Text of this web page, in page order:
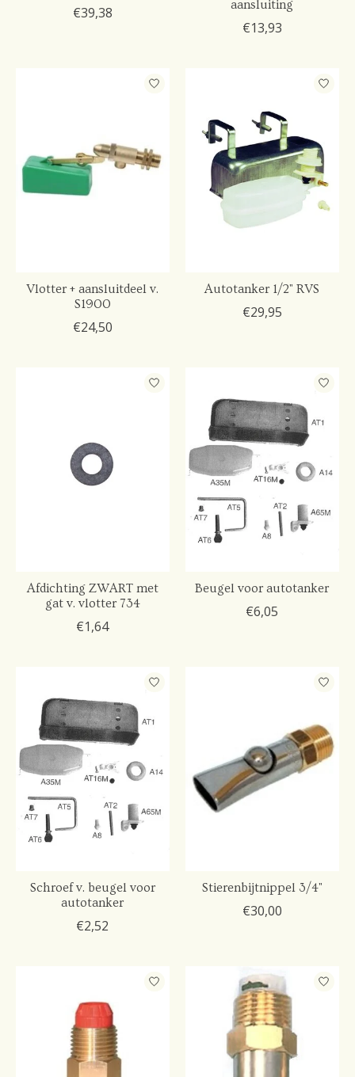
€39,38 aansluiting
€13,93
Vlotter + aansluitdeel v.
S1900
€24,50
Autotanker 1/2" RVS
€29,95
Afdichting ZWART met
gat v. vlotter 734
€1,64
Beugel voor autotanker
€6,05
Schroef v. beugel voor
autotanker
€2,52
Stierenbijtnippel 3/4"
€30,00